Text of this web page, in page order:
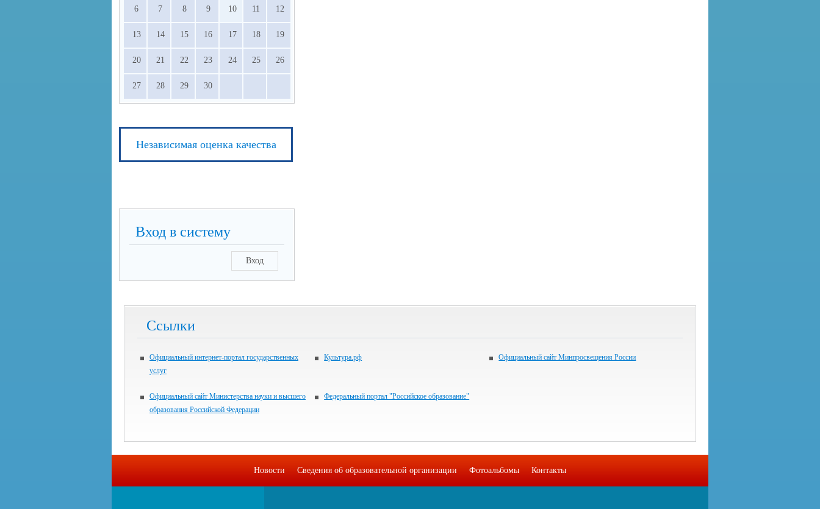
6 7 8 9 10 11 12
13 14 15 16 17 18 19
20 21 22 23 24 25 26
27 28 29 30
Независимая оценка качества
Вход в систему
Вход
Ссылки
Официальный интернет-портал государственных
услуг
Культура.рф Официальный сайт Минпросвещения России
Официальный сайт Министерства науки и высшего
образования Российской Федерации
Федеральный портал "Российское образование"
Новости Сведения об образовательной организации Фотоальбомы Контакты